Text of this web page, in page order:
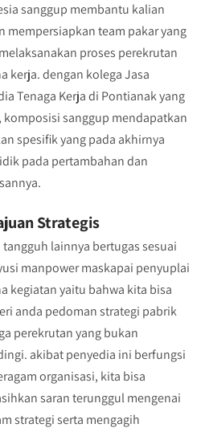
sanggup membantu kalian
mempersiapkan team pakar yang
proses perekrutan
kerja. dengan kolega Jasa
Tenaga Kerja di Pontianak yang
komposisi sanggup mendapatkan
spesifik yang pada akhirnya
pada pertambahan dan
Strategis
tangguh lainnya bertugas sesuai
manpower maskapai penyuplai
kegiatan yaitu bahwa kita bisa
anda pedoman strategi pabrik
perekrutan yang bukan
akibat penyedia ini berfungsi
organisasi, kita bisa
saran terunggul mengenai
strategi serta mengagih